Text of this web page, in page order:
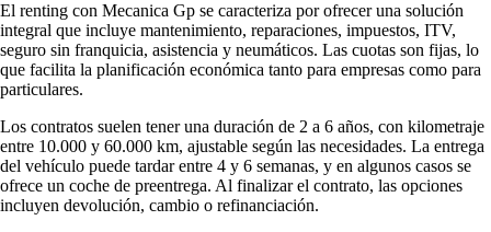
El renting con Mecanica Gp se caracteriza por ofrecer una solución
integral que incluye mantenimiento, reparaciones, impuestos, ITV,
seguro sin franquicia, asistencia y neumáticos. Las cuotas son fijas, lo
que facilita la planificación económica tanto para empresas como para
particulares.
Los contratos suelen tener una duración de 2 a 6 años, con kilometraje
entre 10.000 y 60.000 km, ajustable según las necesidades. La entrega
del vehículo puede tardar entre 4 y 6 semanas, y en algunos casos se
ofrece un coche de preentrega. Al finalizar el contrato, las opciones
incluyen devolución, cambio o refinanciación.